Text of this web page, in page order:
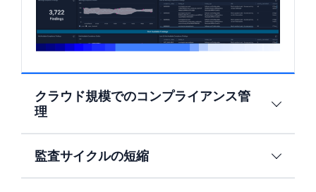
クラウド規模でのコンプライアンス管
理
監査サイクルの短縮